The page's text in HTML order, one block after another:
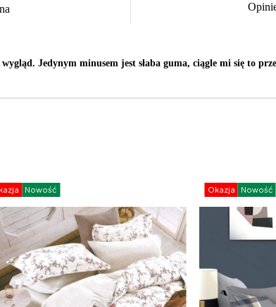
Jedynym minusem jest słaba guma, ciągle mi się to
Nowość Okazja Nowość